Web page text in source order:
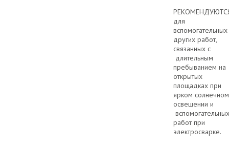
для
других работ,
связанных с
длительным
пребыванием
открытых
площадках при
ярком солнечном
освещении и
вспомогательных
работ при
электросварке.